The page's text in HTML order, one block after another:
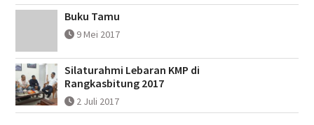
Buku Tamu
9 Mei 2017
Silaturahmi Lebaran KMP di
Rangkasbitung 2017
2 Juli 2017